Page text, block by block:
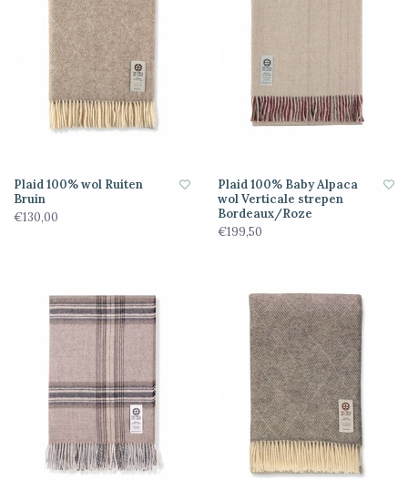
Plaid 100% wol Ruiten
Bruin
€130,00
Plaid 100% Baby Alpaca
wol Verticale strepen
Bordeaux/Roze
€199,50